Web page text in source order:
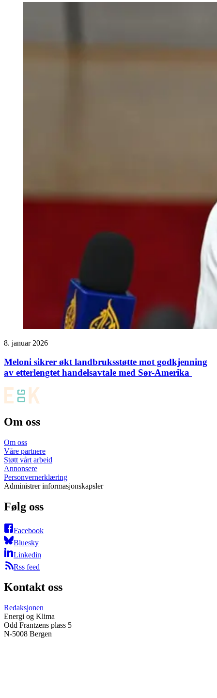
8. januar 2026
Meloni sikrer økt landbruksstøtte mot godkjenning
av etterlengtet handelsavtale med Sør-Amerika
Om oss
Om oss
Våre partnere
Støtt vårt arbeid
Annonsere
Personvernerklæring
Administrer informasjonskapsler
Følg oss
Facebook
Bluesky
Linkedin
Rss feed
Kontakt oss
Redaksjonen
Energi og Klima
Odd Frantzens plass 5
N-5008 Bergen